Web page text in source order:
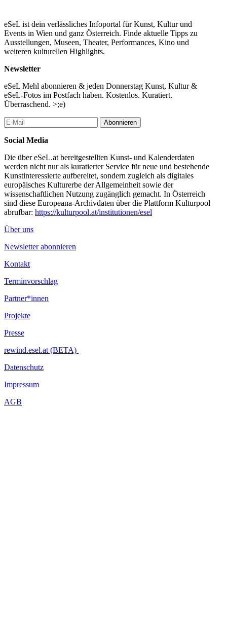
eSeL ist dein verlässliches Infoportal für Kunst, Kultur und
Events in Wien und ganz Österreich. Finde aktuelle Tipps zu
Ausstellungen, Museen, Theater, Performances, Kino und
weiteren kulturellen Highlights.
Newsletter
eSeL Mehl abonnieren & jeden Donnerstag Kunst, Kultur &
eSeL-Fotos im Postfach haben. Kostenlos. Kuratiert.
Überraschend. >;e)
Abonnieren
Social Media
Die über eSeL.at bereitgestellten Kunst- und Kalenderdaten
werden nicht nur als kuratierter Service für neue und bestehende
Kunstinteressierte aufbereitet, sondern zugleich als digitales
europäisches Kulturerbe der Allgemeinheit sowie der
wissenschaftlichen Nutzung zugänglich gemacht. In Österreich
sind diese Europeana-Archivdaten über die Plattform Kulturpool
abrufbar: https://kulturpool.at/institutionen/esel
Über uns
Newsletter abonnieren
Kontakt
Terminvorschlag
Partner*innen
Projekte
Presse
rewind.esel.at (BETA)
Datenschutz
Impressum
AGB